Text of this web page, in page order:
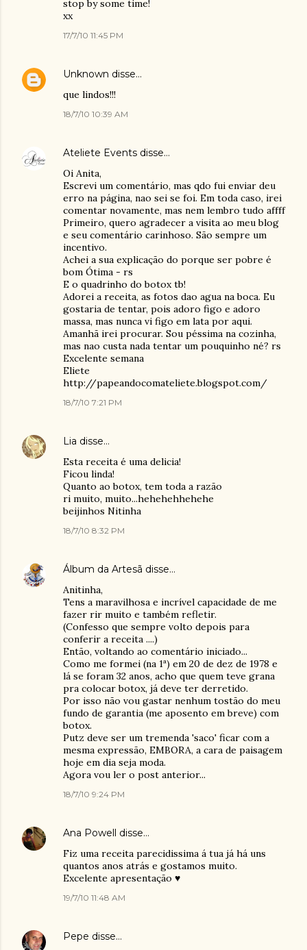
stop by some time!
xx
17/7/10 11:45 PM
Unknown disse…
que lindos!!!
18/7/10 10:39 AM
Ateliete Events disse…
Oi Anita,
Escrevi um comentário, mas qdo fui enviar deu
erro na página, nao sei se foi. Em toda caso, irei
comentar novamente, mas nem lembro tudo affff
Primeiro, quero agradecer a visita ao meu blog
e seu comentário carinhoso. São sempre um
incentivo.
Achei a sua explicação do porque ser pobre é
bom Ótima - rs
E o quadrinho do botox tb!
Adorei a receita, as fotos dao agua na boca. Eu
gostaria de tentar, pois adoro figo e adoro
massa, mas nunca vi figo em lata por aqui.
Amanhã irei procurar. Sou péssima na cozinha,
mas nao custa nada tentar um pouquinho né? rs
Excelente semana
Eliete
http://papeandocomateliete.blogspot.com/
18/7/10 7:21 PM
Lia disse…
Esta receita é uma delicia!
Ficou linda!
Quanto ao botox, tem toda a razão
ri muito, muito...hehehehhehehe
beijinhos Nitinha
18/7/10 8:32 PM
Álbum da Artesã disse…
Anitinha,
Tens a maravilhosa e incrível capacidade de me
fazer rir muito e também refletir.
(Confesso que sempre volto depois para
conferir a receita ....)
Então, voltando ao comentário iniciado...
Como me formei (na 1ª) em 20 de dez de 1978 e
lá se foram 32 anos, acho que quem teve grana
pra colocar botox, já deve ter derretido.
Por isso não vou gastar nenhum tostão do meu
fundo de garantia (me aposento em breve) com
botox.
Putz deve ser um tremenda 'saco' ficar com a
mesma expressão, EMBORA, a cara de paisagem
hoje em dia seja moda.
Agora vou ler o post anterior...
18/7/10 9:24 PM
Ana Powell disse…
Fiz uma receita parecidissima á tua já há uns
quantos anos atrás e gostamos muito.
Excelente apresentação ♥
19/7/10 11:48 AM
Pepe disse…